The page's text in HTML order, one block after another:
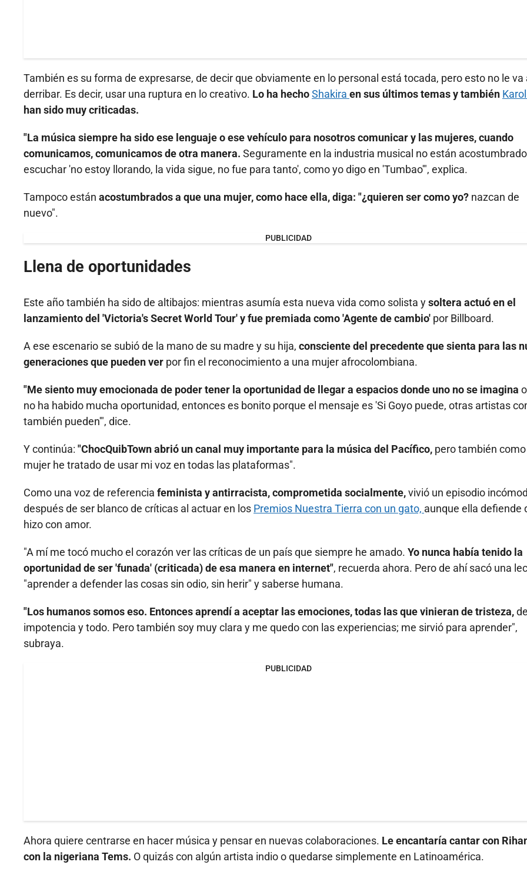
También es su forma de expresarse, de decir que obviamente en lo personal está tocada, pero esto no le va
derribar. Es decir, usar una ruptura en lo creativo. Lo ha hechoShakira en sus últimos temas y también
han sido muy criticadas.
"La música siempre ha sido ese lenguaje o ese vehículo para nosotros comunicar y las mujeres, cuando
comunicamos, comunicamos de otra manera. Seguramente en la industria musical no están
escuchar 'no estoy llorando, la vida sigue, no fue para tanto', como yo digo en 'Tumbao'", explica.
Tampoco están acostumbrados a que una mujer, como hace ella, diga: "¿quieren ser como yo? nazcan de
nuevo".
PUBLICIDAD
Llena de oportunidades
Este año también ha sido de altibajos: mientras asumía esta nueva vida como solista ysoltera actuó en el
lanzamiento del 'Victoria's Secret World Tour' y fue premiada como 'Agente de cambio' por Billboard.
A ese escenario se subió de la mano de su madre y su hija, consciente del precedente que sienta para las
generaciones que pueden ver por fin el reconocimiento a una mujer afrocolombiana.
"Me siento muy emocionada de poder tener la oportunidad de llegar a espacios donde uno no se imagina
no ha habido mucha oportunidad, entonces es bonito porque el mensaje es 'Si Goyo puede, otras artistas
también pueden'", dice.
Y continúa: "ChocQuibTown abrió un canal muy importante para la música del Pacífico, pero también como
mujer he tratado de usar mi voz en todas las plataformas".
Como una voz de referencia feminista y antirracista, comprometida socialmente,vivió un episodio
después de ser blanco de críticas al actuar en los Premios Nuestra Tierra con un gato, aunque ella defiende
hizo con amor.
"A mí me tocó mucho el corazón ver las críticas de un país que siempre he amado. Yo nunca había tenido la
oportunidad de ser 'funada' (criticada) de esa manera en internet", recuerda ahora. Pero de ahí sacó una
"aprender a defender las cosas sin odio, sin herir" y saberse humana.
"Los humanos somos eso. Entonces aprendí a aceptar las emociones, todas las que vinieran de tristeza,de
impotencia y todo. Pero también soy muy clara y me quedo con las experiencias; me sirvió para aprender",
subraya.
PUBLICIDAD
Ahora quiere centrarse en hacer música y pensar en nuevas colaboraciones. Le encantaría cantar con
con la nigeriana Tems. O quizás con algún artista indio o quedarse simplemente en Latinoamérica.